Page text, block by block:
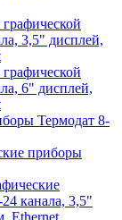
3,5" дисплей,
6" дисплей,
Термодат 8-
приборы
канала, 3,5"
Ethernet